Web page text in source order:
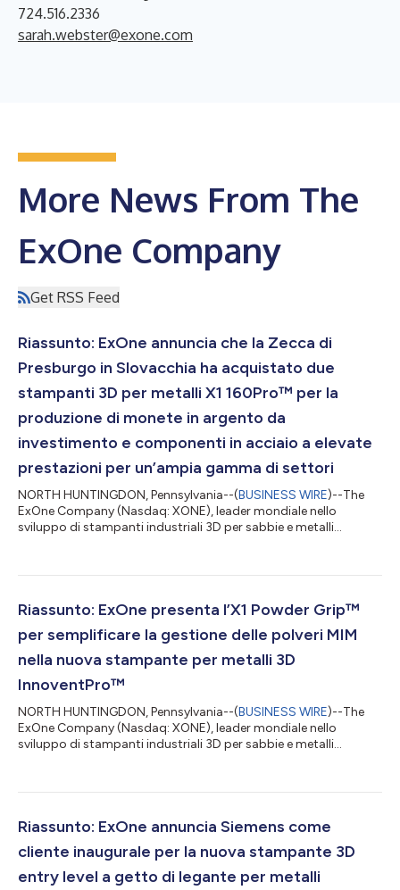
724.516.2336
sarah.webster@exone.com
More News From The
ExOne Company
Get RSS Feed
Riassunto: ExOne annuncia che la Zecca di
Presburgo in Slovacchia ha acquistato due
stampanti 3D per metalli X1 160Pro™ per la
produzione di monete in argento da
investimento e componenti in acciaio a elevate
prestazioni per un’ampia gamma di settori
NORTH HUNTINGDON, Pennsylvania--(BUSINESS WIRE)--The
ExOne Company (Nasdaq: XONE), leader mondiale nello
sviluppo di stampanti industriali 3D per sabbie e metalli
vendute sono state acquistate dalla Zecca di Presburgo in
moderna che sta infondendo nuova vita alla storia della
coniazione della capitale della Slovacchia...
Riassunto: ExOne presenta l’X1 Powder Grip™
per semplificare la gestione delle polveri MIM
nella nuova stampante per metalli 3D
InnoventPro™
NORTH HUNTINGDON, Pennsylvania--(BUSINESS WIRE)--The
ExOne Company (Nasdaq: XONE), leader mondiale nello
sviluppo di stampanti industriali 3D per sabbie e metalli
2 litri che fa parte di un innovativo sistema di gestione delle
prima mondiale della stampante 3D per metalli InnoventPro con
Riassunto: ExOne annuncia Siemens come
cliente inaugurale per la nuova stampante 3D
entry level a getto di legante per metalli